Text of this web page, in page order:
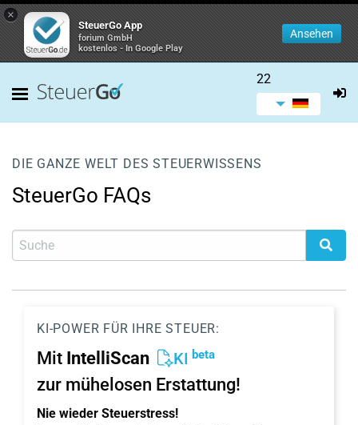
×
SteuerGo App
forium GmbH
kostenlos - In Google Play
Ansehen
22
DIE GANZE WELT DES STEUERWISSENS
SteuerGo FAQs
KI-POWER FÜR IHRE STEUER:
Mit IntelliScan KI beta
zur mühelosen Erstattung!
Nie wieder Steuerstress!